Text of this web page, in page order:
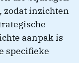
zodat inzichten
aanpak is
specifieke